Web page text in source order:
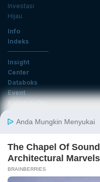
Investasi
Hijau
Info
Indeks
Insight
Center
Databoks
Event
KatadataOto
Email